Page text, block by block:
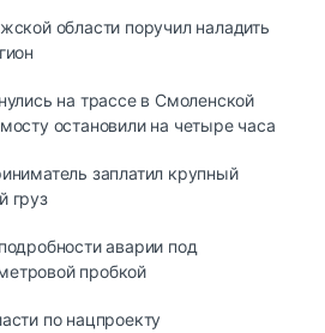
области поручил наладить
на трассе в Смоленской
остановили на четыре часа
заплатил крупный
груз
аварии под
пробкой
по нацпроекту